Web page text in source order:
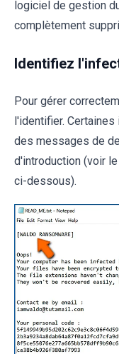
logiciel de gestion
complètement
Identifiez
Pour gérer
l'identifier.
des messages de
d'introduction (voir
ci-dessous).